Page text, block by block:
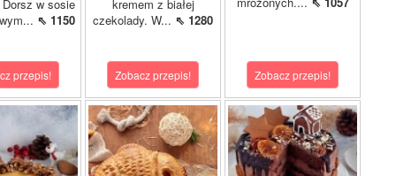
w sosie
⇖ 1150
przepis!
kremem z białej
czekolady. W... ⇖ 1280
Zobacz przepis! Zobacz przepis!